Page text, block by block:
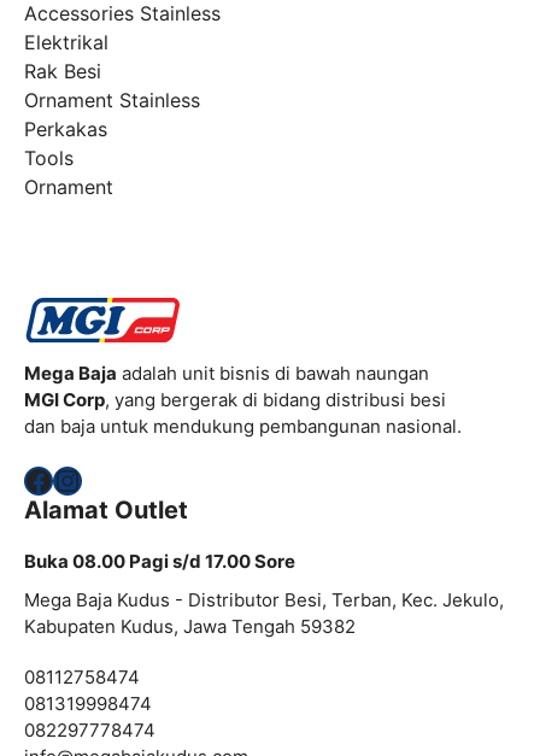
Accessories Stainless
Elektrikal
Rak Besi
Ornament Stainless
Perkakas
Tools
Ornament
Mega Baja adalah unit bisnis di bawah naungan
MGI Corp, yang bergerak di bidang distribusi besi
dan baja untuk mendukung pembangunan nasional.
Facebook
Instagram
Alamat Outlet
Buka 08.00 Pagi s/d 17.00 Sore
Mega Baja Kudus - Distributor Besi, Terban, Kec. Jekulo,
Kabupaten Kudus, Jawa Tengah 59382
08112758474
081319998474
082297778474